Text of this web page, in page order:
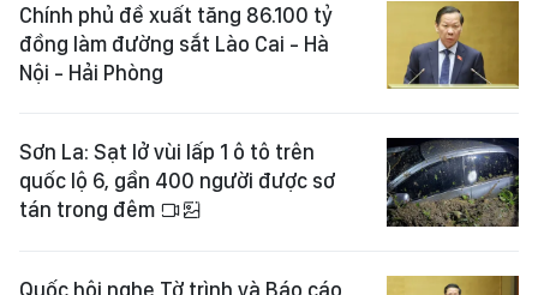
Chính phủ đề xuất tăng 86.100 tỷ
đồng làm đường sắt Lào Cai - Hà
Nội - Hải Phòng
Sơn La: Sạt lở vùi lấp 1 ô tô trên
quốc lộ 6, gần 400 người được sơ
tán trong đêm
Quốc hội nghe Tờ trình và Báo cáo